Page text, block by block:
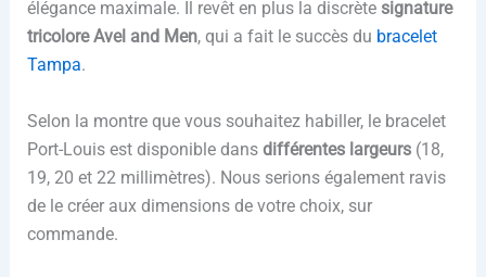
élégance maximale. Il revêt en plus la discrète signature
tricolore Avel and Men, qui a fait le succès du bracelet
Tampa.
Selon la montre que vous souhaitez habiller, le bracelet
Port-Louis est disponible dans différentes largeurs(18,
19, 20 et 22 millimètres). Nous serions également ravis
de le créer aux dimensions de votre choix, sur
commande.